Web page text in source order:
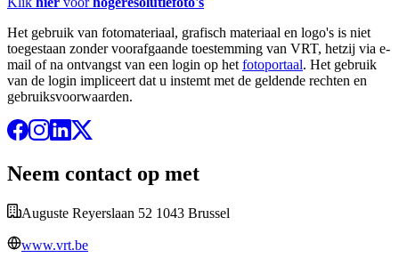
Het gebruik van fotomateriaal, grafisch materiaal en logo's is niet
toegestaan zonder voorafgaande toestemming van VRT, hetzij via e-
mail of na ontvangst van een login op het fotoportaal. Het gebruik
van de login impliceert dat u instemt met de geldende rechten en
gebruiksvoorwaarden.
Neem contact op met
Auguste Reyerslaan 52 1043 Brussel
www.vrt.be